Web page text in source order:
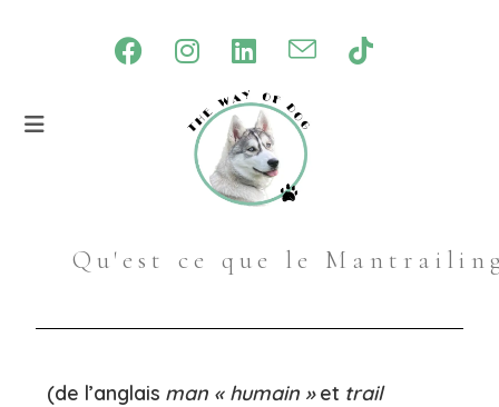
Qu'est ce que le
(de l’anglais man « humain »et trail